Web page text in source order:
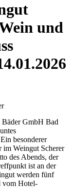
und
GmbH Bad
besonderer
im Weingut Scherer
des Abends, der
ist an der
werden fünf
vom Hotel-